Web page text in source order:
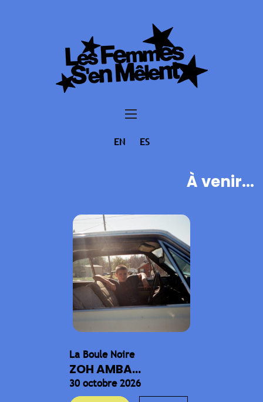
EN ES
À venir...
La Boule Noire
ZOH AMBA...
30 octobre 2026